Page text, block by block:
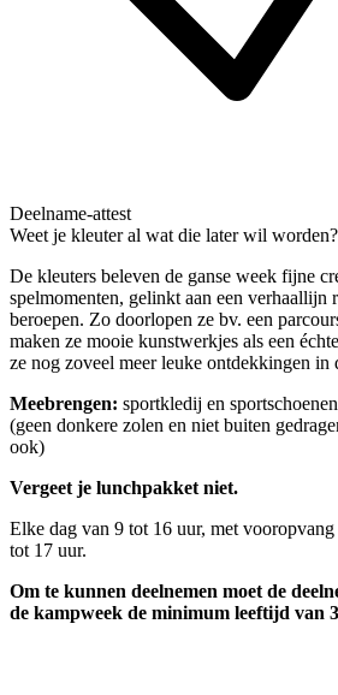
Deelname-attest
Weet je kleuter al wat die later wil worden?
De kleuters beleven de ganse week fijne
spelmomenten, gelinkt aan een verhaallijn
beroepen. Zo doorlopen ze bv. een
maken ze mooie kunstwerkjes als een
ze nog zoveel meer leuke ontdekkingen in
Meebrengen: sportkledij en
(geen donkere zolen en niet buiten
ook)
Vergeet je lunchpakket niet.
Elke dag van 9 tot 16 uur, met
tot 17 uur.
Om te kunnen deelnemen moet de
de kampweek de minimum leeftijd van